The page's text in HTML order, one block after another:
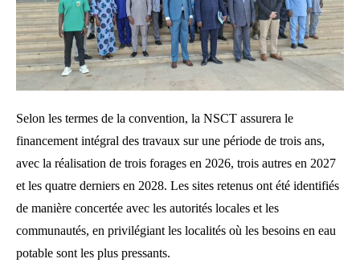
Selon les termes de la convention, la NSCT assurera le
financement intégral des travaux sur une période de trois ans,
avec la réalisation de trois forages en 2026, trois autres en 2027
et les quatre derniers en 2028. Les sites retenus ont été identifiés
de manière concertée avec les autorités locales et les
communautés, en privilégiant les localités où les besoins en eau
potable sont les plus pressants.